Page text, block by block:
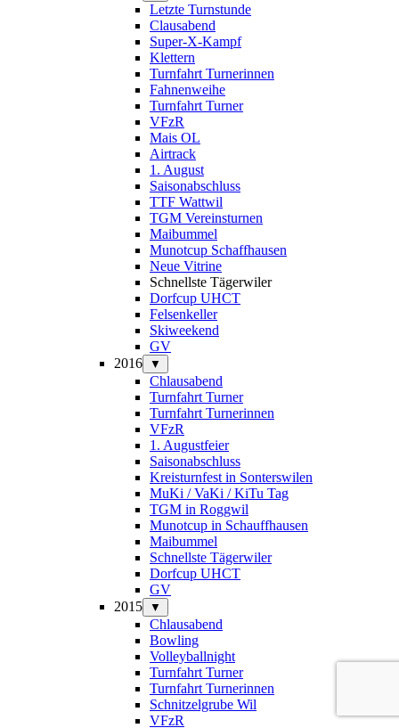
Letzte Turnstunde
Clausabend
Super-X-Kampf
Klettern
Turnfahrt Turnerinnen
Fahnenweihe
Turnfahrt Turner
VFzR
Mais OL
Airtrack
1. August
Saisonabschluss
TTF Wattwil
TGM Vereinsturnen
Maibummel
Munotcup Schaffhausen
Neue Vitrine
Schnellste Tägerwiler
Dorfcup UHCT
Felsenkeller
Skiweekend
GV
2016
▼
Chlausabend
Turnfahrt Turner
Turnfahrt Turnerinnen
VFzR
1. Augustfeier
Saisonabschluss
Kreisturnfest in Sonterswilen
MuKi / VaKi / KiTu Tag
TGM in Roggwil
Munotcup in Schauffhausen
Maibummel
Schnellste Tägerwiler
Dorfcup UHCT
GV
2015
▼
Chlausabend
Bowling
Volleyballnight
Turnfahrt Turner
Turnfahrt Turnerinnen
Schnitzelgrube Wil
VFzR